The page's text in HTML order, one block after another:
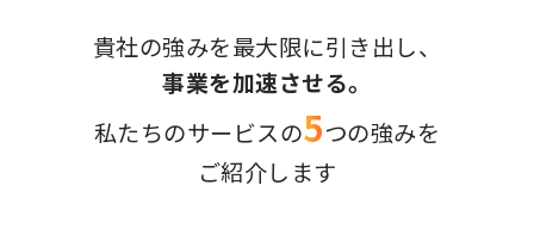
貴社の強みを最大限に引き出し、
事業を加速させる。
私たちのサービスの5つの強みを
ご紹介します